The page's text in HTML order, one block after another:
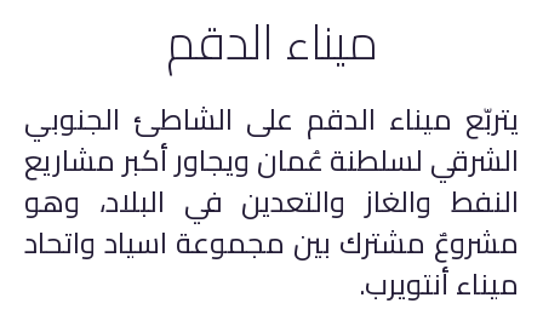
المنطقة الحرة بصلالة
الخدمات
اللوجستية
أسياد إكسبريس
الخدمات العامة
أعمل معنا
ميناء الدقم
يتربّع ميناء الدقم على الشاطئ الجنوبي
الشرقي لسلطنة عُمان ويجاور أكبر مشاريع
النفط والغاز والتعدين في البلاد، وهو
مشروعٌ مشترك بين مجموعة اسياد واتحاد
ميناء أنتويرب.